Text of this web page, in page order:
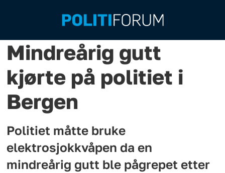
Mindreårig gutt
kjørte på politiet i
Bergen
Politiet måtte bruke
elektrosjokkvåpen da en
mindreårig gutt ble pågrepet etter